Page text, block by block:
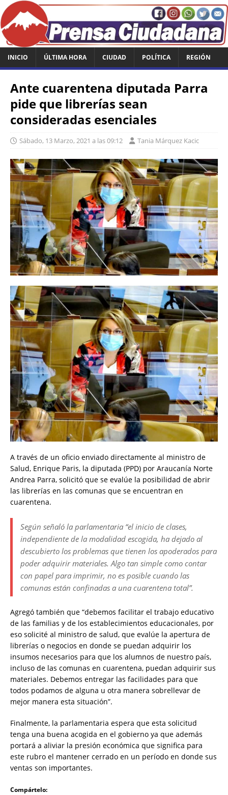
INICIO ÚLTIMA HORA CIUDAD POLÍTICA REGIÓN
Ante cuarentena diputada Parra
pide que librerías sean
consideradas esenciales
Sábado, 13 Marzo, 2021 a las 09:12 Tania Márquez Kacic
A través de un oficio enviado directamente al ministro de
Salud, Enrique Paris, la diputada (PPD) por Araucanía Norte
Andrea Parra, solicitó que se evalúe la posibilidad de abrir
las librerías en las comunas que se encuentran en
cuarentena.
Según señaló la parlamentaria “el inicio de clases,
independiente de la modalidad escogida, ha dejado al
descubierto los problemas que tienen los apoderados para
poder adquirir materiales. Algo tan simple como contar
con papel para imprimir, no es posible cuando las
comunas están confinadas a una cuarentena total”.
Agregó también que “debemos facilitar el trabajo educativo
de las familias y de los establecimientos educacionales, por
eso solicité al ministro de salud, que evalúe la apertura de
librerías o negocios en donde se puedan adquirir los
insumos necesarios para que los alumnos de nuestro país,
incluso de las comunas en cuarentena, puedan adquirir sus
materiales. Debemos entregar las facilidades para que
todos podamos de alguna u otra manera sobrellevar de
mejor manera esta situación”.
Finalmente, la parlamentaria espera que esta solicitud
tenga una buena acogida en el gobierno ya que además
portará a aliviar la presión económica que significa para
este rubro el mantener cerrado en un período en donde sus
ventas son importantes.
Compártelo: